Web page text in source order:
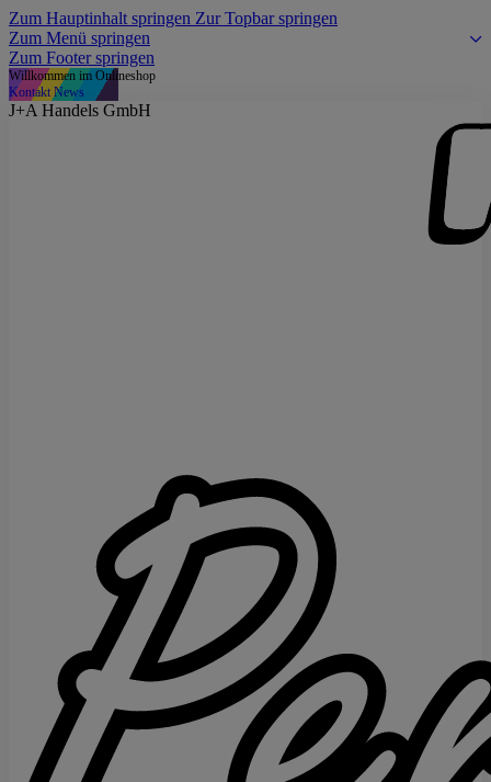
Zum Hauptinhalt springen Zur Topbar springen
Zum Menü springen
Zum Footer springen
Willkommen im Onlineshop
Kontakt News
J+A Handels GmbH